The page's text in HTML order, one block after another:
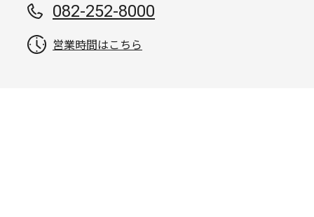
082-252-8000
営業時間はこちら